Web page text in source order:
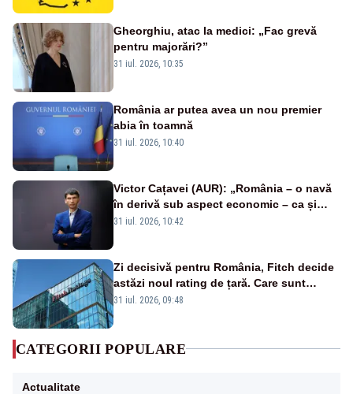
Gheorghiu, atac la medici: „Fac grevă
pentru majorări?”
31 iul. 2026, 10:35
România ar putea avea un nou premier
abia în toamnă
31 iul. 2026, 10:40
Victor Cațavei (AUR): „România – o navă
în derivă sub aspect economic – ca și
rezultat al guvernărilor din ultimii 36 de
31 iul. 2026, 10:42
Zi decisivă pentru România, Fitch decide
astăzi noul rating de țară. Care sunt
efectele retrogradării la categoria „junk”
31 iul. 2026, 09:48
CATEGORII POPULARE
Actualitate